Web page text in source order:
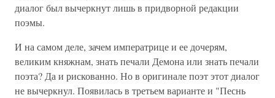
диалог был вычеркнут лишь в придворной редакции
поэмы.
И на самом деле, зачем императрице и ее дочерям,
великим княжнам, знать печали Демона или знать печали
поэта? Да и рискованно. Но в оригинале поэт этот диалог
не вычеркнул. Появилась в третьем варианте и "Песнь